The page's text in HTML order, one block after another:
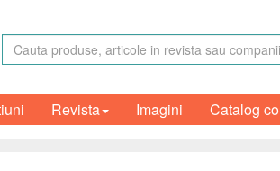
Revista Imagini Catalog